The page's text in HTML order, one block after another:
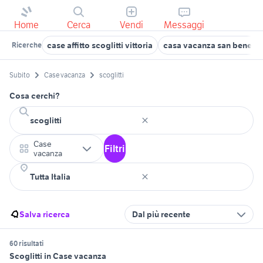
Home Cerca Vendi Messaggi
Ricerche case affitto scoglitti vittoria casa vacanza san
Subito Case vacanza scoglitti
Cosa cerchi?
Case
vacanza
Filtri
Salva ricerca Dal più recente
60 risultati
Scoglitti in Case vacanza